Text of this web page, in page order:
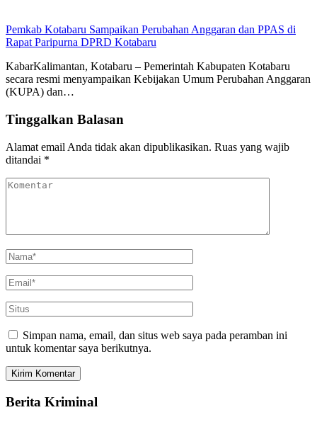
Pemkab Kotabaru Sampaikan Perubahan Anggaran dan PPAS di
Rapat Paripurna DPRD Kotabaru
KabarKalimantan, Kotabaru – Pemerintah Kabupaten Kotabaru
secara resmi menyampaikan Kebijakan Umum Perubahan Anggaran
(KUPA) dan…
Tinggalkan Balasan
Alamat email Anda tidak akan dipublikasikan. Ruas yang wajib
ditandai *
Simpan nama, email, dan situs web saya pada peramban ini
untuk komentar saya berikutnya.
Berita Kriminal